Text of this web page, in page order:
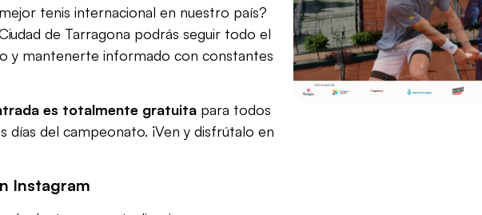
tenis internacional en nuestro país?
de Tarragona podrás seguir todo el
y mantenerte informado con constantes
es totalmente gratuita para todos
días del campeonato. ¡Ven y disfrútalo en
Instagram